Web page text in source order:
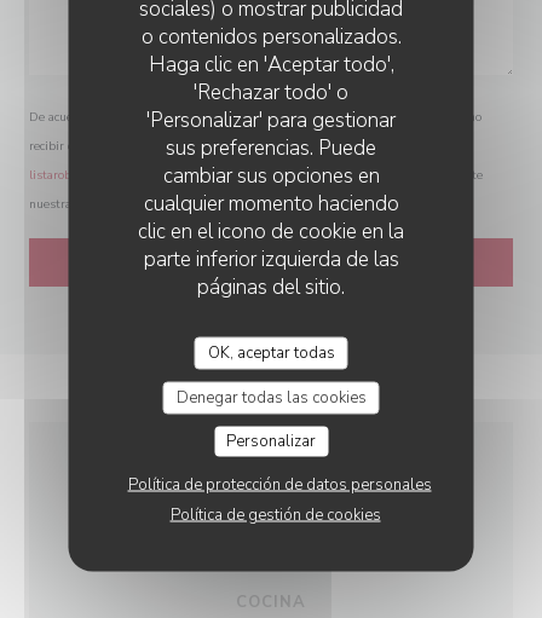
sociales) o mostrar publicidad
o contenidos personalizados.
Haga clic en 'Aceptar todo',
'Rechazar todo' o
'Personalizar' para gestionar
sus preferencias. Puede
cambiar sus opciones en
cualquier momento haciendo
clic en el icono de cookie en la
parte inferior izquierda de las
páginas del sitio.
OK, aceptar todas
Denegar todas las cookies
Personalizar
Política de protección de datos personales
Política de gestión de cookies
De acuerdo con la normativa de protección de datos, puede ejercer su derecho a no
recibir comunicaciones comerciales inscribiéndose en la Lista Robinson:
listarobinson.es
. Para más información sobre el tratamiento de sus datos, consulte
nuestra
política de privacidad.
INFORMACIÓN
GENERAL
COCINA